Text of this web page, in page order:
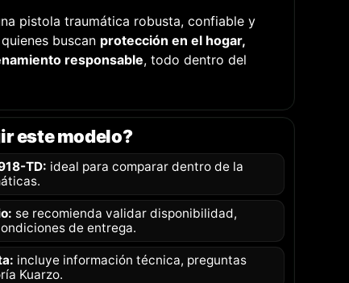
pistola traumática robusta, confiable y
buscan protección en el hogar,
responsable, todo dentro del
este modelo?
TD: ideal para comparar dentro de la
se recomienda validar disponibilidad,
de entrega.
incluye información técnica, preguntas
Kuarzo.